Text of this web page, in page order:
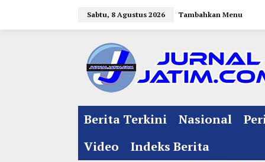
Sabtu, 8 Agustus 2026 Tambahkan Menu
Berita Terkini Nasional
Video
Indeks Berita